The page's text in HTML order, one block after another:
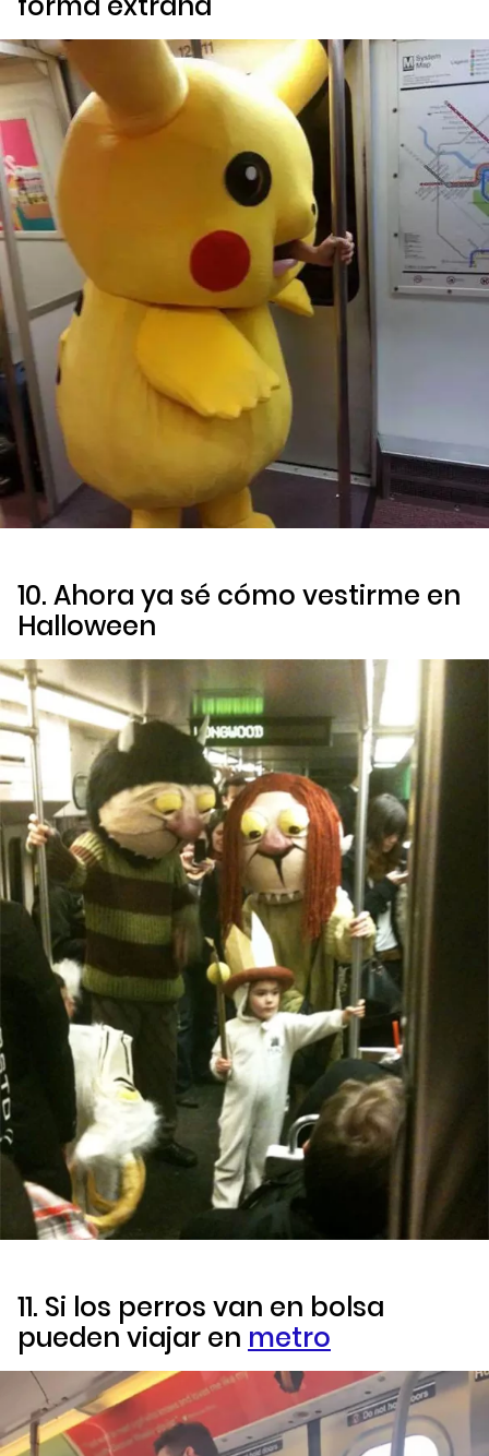
10. Ahora ya sé cómo vestirme en
Halloween
11. Si los perros van en bolsa
pueden viajar en metro